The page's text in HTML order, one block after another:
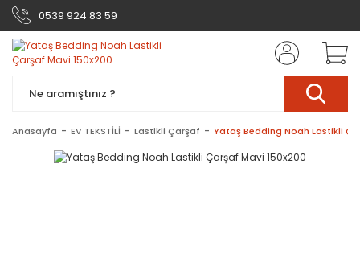
0539 924 83 59
Anasayfa EV TEKSTİLİ Lastikli Çarşaf Yataş Bedding Noah Lastikli